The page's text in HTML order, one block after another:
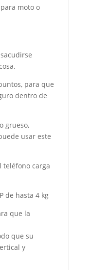
moto o
para que
dentro de
grueso,
usar este
teléfono carga
de hasta 4 kg
que la
que su
y